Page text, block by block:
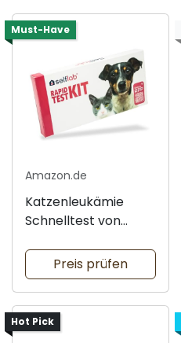
Must-Have
Amazon.de
Katzenleukämie
Schnelltest von
Preis prüfen
Hot Pick